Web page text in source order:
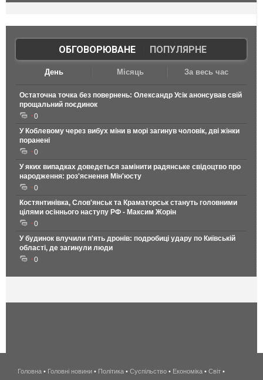
ОБГОВОРЮВАНЕ| ПОПУЛЯРНЕ
День Місяць За весь час
Остаточна точка без повернень: Олександр Усік анонсував свій
прощальний поєдинок
0
У Коблевому через вибух міни в морі загинув чоловік, дві жінки
поранені
0
У яких випадках доведеться замінити радянське свідоцтво про
народження: роз'яснення Мін'юсту
0
Костянтинівка, Слов'янськ та Краматорськ стануть головними
цілями осіннього наступу РФ - Максим Жорін
0
У будинок влучили п'ять дронів: подробиці удару по Київській
області, де загинули люди
0
беспроводной
Головна • Головні новини • Політика • Суспільство • Економіка • Світ •